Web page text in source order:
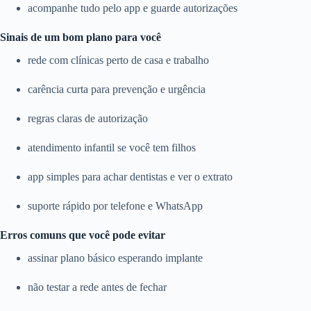
acompanhe tudo pelo app e guarde autorizações
Sinais de um bom plano para você
rede com clínicas perto de casa e trabalho
carência curta para prevenção e urgência
regras claras de autorização
atendimento infantil se você tem filhos
app simples para achar dentistas e ver o extrato
suporte rápido por telefone e WhatsApp
Erros comuns que você pode evitar
assinar plano básico esperando implante
não testar a rede antes de fechar